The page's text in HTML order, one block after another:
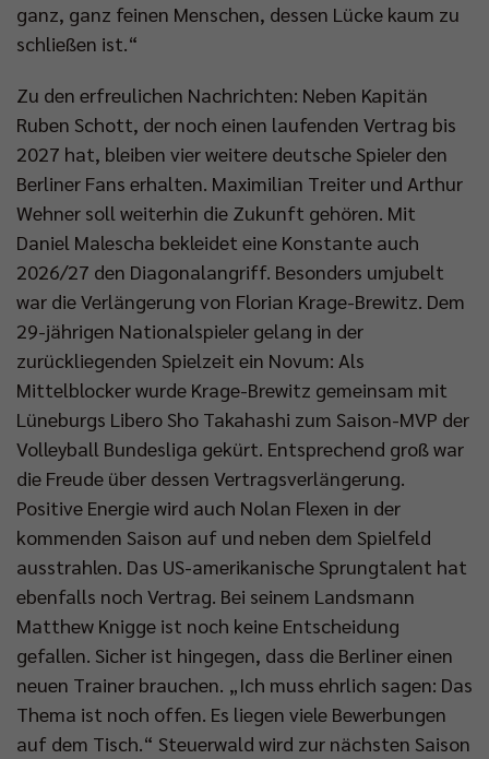
ganz, ganz feinen Menschen, dessen Lücke kaum zu
schließen ist.“
Zu den erfreulichen Nachrichten: Neben Kapitän
Ruben Schott, der noch einen laufenden Vertrag bis
2027 hat, bleiben vier weitere deutsche Spieler den
Berliner Fans erhalten. Maximilian Treiter und Arthur
Wehner soll weiterhin die Zukunft gehören. Mit
Daniel Malescha bekleidet eine Konstante auch
2026/27 den Diagonalangriff. Besonders umjubelt
war die Verlängerung von Florian Krage-Brewitz. Dem
29-jährigen Nationalspieler gelang in der
zurückliegenden Spielzeit ein Novum: Als
Mittelblocker wurde Krage-Brewitz gemeinsam mit
Lüneburgs Libero Sho Takahashi zum Saison-MVP der
Volleyball Bundesliga gekürt. Entsprechend groß war
die Freude über dessen Vertragsverlängerung.
Positive Energie wird auch Nolan Flexen in der
kommenden Saison auf und neben dem Spielfeld
ausstrahlen. Das US-amerikanische Sprungtalent hat
ebenfalls noch Vertrag. Bei seinem Landsmann
Matthew Knigge ist noch keine Entscheidung
gefallen. Sicher ist hingegen, dass die Berliner einen
neuen Trainer brauchen. „Ich muss ehrlich sagen: Das
Thema ist noch offen. Es liegen viele Bewerbungen
auf dem Tisch.“ Steuerwald wird zur nächsten Saison